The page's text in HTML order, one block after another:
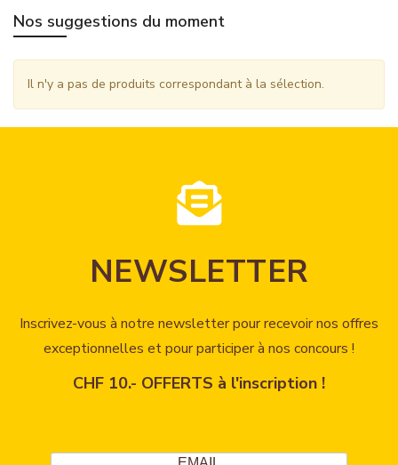
Nos suggestions du moment
Il n'y a pas de produits correspondant à la sélection.
NEWSLETTER
Inscrivez-vous à notre newsletter pour recevoir nos offres
exceptionnelles et pour participer à nos concours !
CHF 10.- OFFERTS à l'inscription !